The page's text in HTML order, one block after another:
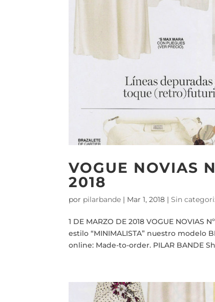
VOGUE NOVIAS
2018
por pilarbande | Mar 1, 2018 |Sin
1 DE MARZO DE 2018 VOGUE NOVIAS
estilo “MINIMALISTA” nuestro
online: Made-to-order. PILAR BANDE